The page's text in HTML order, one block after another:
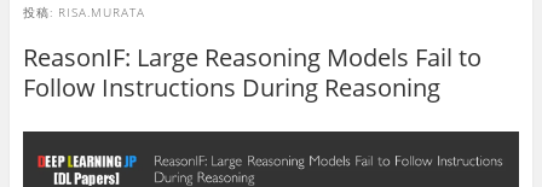
投稿: RISA.MURATA
ReasonIF: Large Reasoning Models Fail to
Follow Instructions During Reasoning